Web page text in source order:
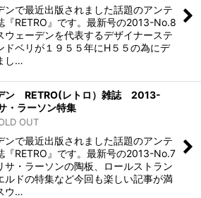
ンで最近出版されました話題のアンテ
『RETRO』です。最新号の2013-No.8
ウェーデンを代表するデザイナーステ
ドベリが１９５５年にH５５の為にデ
し…
ン RETRO(レトロ）雑誌 2013-
ラーソン特集
OUT
ンで最近出版されました話題のアンテ
『RETRO』です。最新号の2013-No.7
サ・ラーソンの陶板、ロールストラン
ルドの特集など今回も楽しい記事が満
ウ…